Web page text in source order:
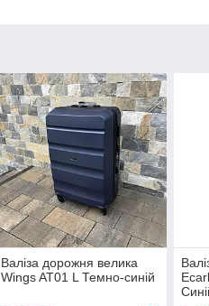
Валіза дорожня велика
Wings AT01 L Темно-синій